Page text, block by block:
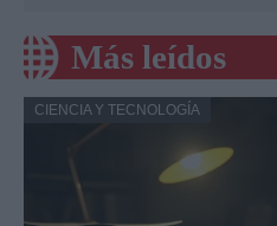
Más leídos
CIENCIA Y TECNOLOGÍA